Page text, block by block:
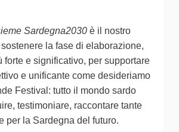
Sardegna2030 è il nostro
la fase di elaborazione,
forte e significativo, per supportare
e unificante come desideriamo
Festival: tutto il mondo sardo
testimoniare, raccontare tante
per la Sardegna del futuro.